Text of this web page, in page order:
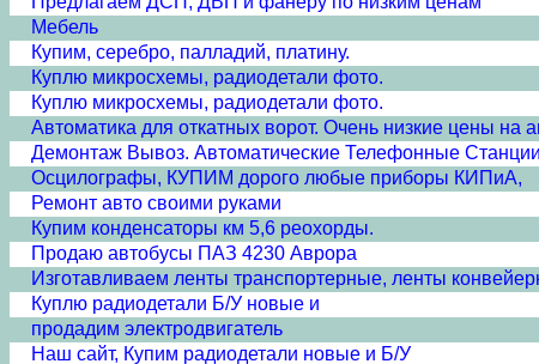
Мебель
Купим, серебро, палладий, платину.
Куплю микросхемы, радиодетали фото.
Куплю микросхемы, радиодетали фото.
Автоматика для откатных ворот. Очень низкие цены на
Демонтаж Вывоз. Автоматические Телефонные Станции
Осцилографы, КУПИМ дорого любые приборы КИПиА,
Ремонт авто своими руками
Купим конденсаторы км 5,6 реохорды.
Продаю автобусы ПАЗ 4230 Аврора
Изготавливаем ленты транспортерные, ленты
Куплю радиодетали Б/У новые и
продадим электродвигатель
Наш сайт, Купим радиодетали новые и Б/У